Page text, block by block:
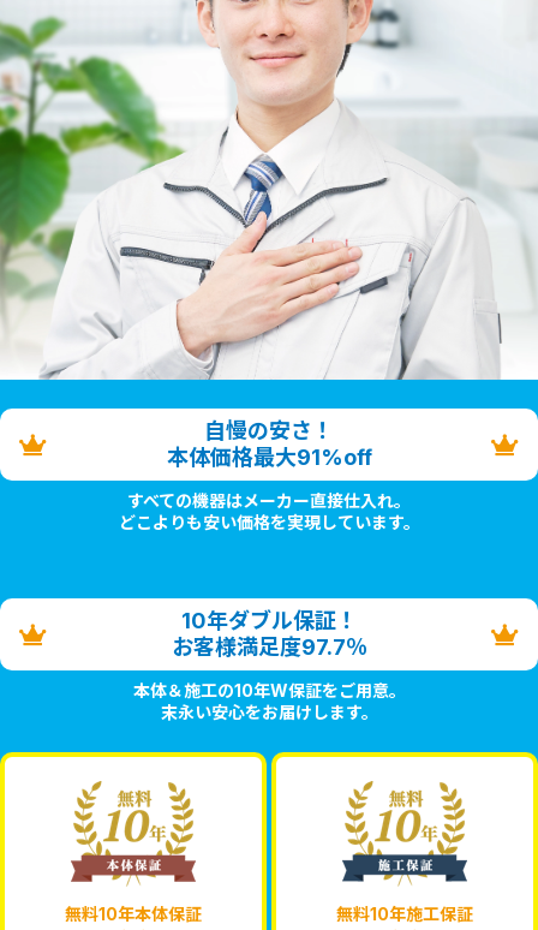
自慢の安さ！
本体価格最大91%off
すべての機器はメーカー直接仕入れ。
どこよりも安い価格を実現しています。
10年ダブル保証！
お客様満足度97.7％
本体＆施工の10年W保証をご用意。
末永い安心をお届けします。
無料10年本体保証 無料10年施工保証